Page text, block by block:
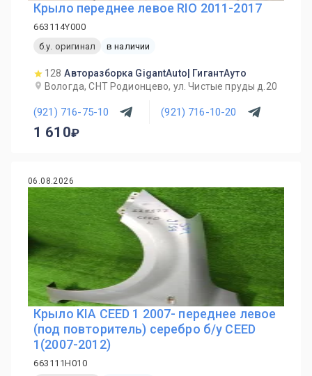
Крыло переднее левое RIO 2011-2017
663114Y000
б.у. оригинал
в наличии
128 Авторазборка GigantAuto| ГигантАуто
Вологда, СНТ Родионцево, ул. Чистые пруды д.20
(921) 716-75-10 (921) 716-10-20
1 610
06.08.2026
Крыло KIA CEED 1 2007- переднее левое
(под повторитель) серебро б/у CEED
1(2007-2012)
663111H010